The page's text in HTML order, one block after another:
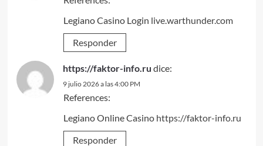
Legiano Casino Login live.warthunder.com
Responder
https://faktor-info.ru dice:
9 julio 2026 a las 4:00 PM
References:
Legiano Online Casino https://faktor-info.ru
Responder